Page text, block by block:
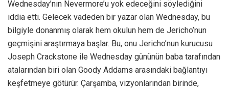
Wednesday’nın Nevermore’u yok edeceğini söylediğini
iddia etti. Gelecek vadeden bir yazar olan Wednesday, bu
bilgiyle donanmış olarak hem okulun hem de Jericho’nun
geçmişini araştırmaya başlar. Bu, onu Jericho’nun kurucusu
Joseph Crackstone ile Wednesday gününün baba tarafından
atalarından biri olan Goody Addams arasındaki bağlantıyı
keşfetmeye götürür. Çarşamba, vizyonlarından birinde,